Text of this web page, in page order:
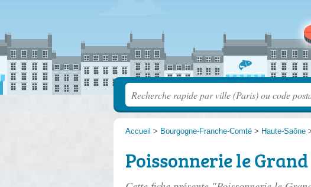
Accueil > Bourgogne-Franche-Comté > Haute-Saône
Poissonnerie le